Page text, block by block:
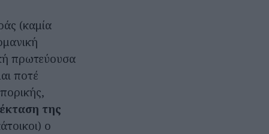
(καμία
πρωτεύουσα
ποτέ
της
ο